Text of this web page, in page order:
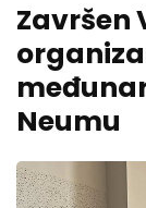
Završen
Neumu